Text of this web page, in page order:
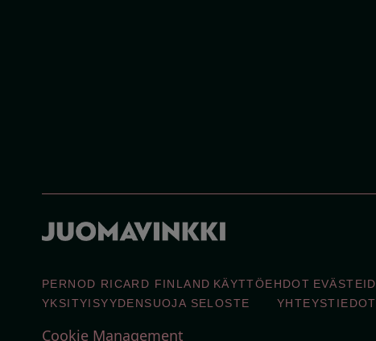
PERNOD RICARD FINLAND KÄYTTÖEHDOT
YKSITYISYYDENSUOJA SELOSTE
YHTEYSTIEDOT
Cookie Management